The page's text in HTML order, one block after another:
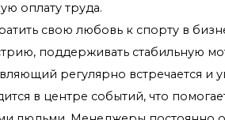
оплату труда.
свою любовь к спорту в
поддерживать стабильную
регулярно встречается и
в центре событий, что